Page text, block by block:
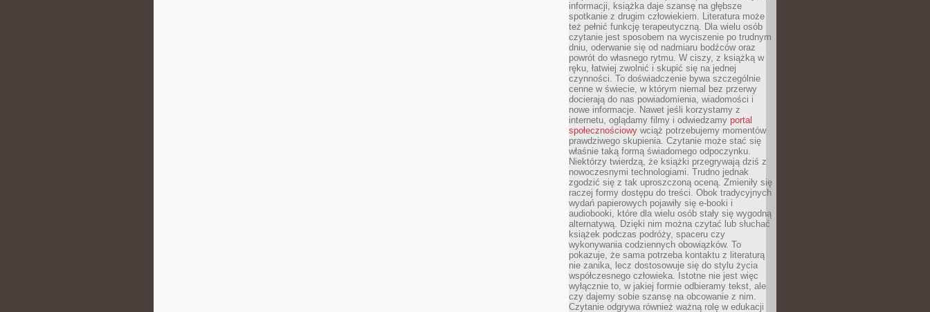
informacji, książka daje szansę na głębsze
spotkanie z drugim człowiekiem. Literatura może
też pełnić funkcję terapeutyczną. Dla wielu osób
czytanie jest sposobem na wyciszenie po trudnym
dniu, oderwanie się od nadmiaru bodźców oraz
powrót do własnego rytmu. W ciszy, z książką w
ręku, łatwiej zwolnić i skupić się na jednej
czynności. To doświadczenie bywa szczególnie
cenne w świecie, w którym niemal bez przerwy
docierają do nas powiadomienia, wiadomości i
nowe informacje. Nawet jeśli korzystamy z
internetu, oglądamy filmy i odwiedzamy portal
społecznościowy wciąż potrzebujemy momentów
prawdziwego skupienia. Czytanie może stać się
właśnie taką formą świadomego odpoczynku.
Niektórzy twierdzą, że książki przegrywają dziś z
nowoczesnymi technologiami. Trudno jednak
zgodzić się z tak uproszczoną oceną. Zmieniły się
raczej formy dostępu do treści. Obok tradycyjnych
wydań papierowych pojawiły się e-booki i
audiobooki, które dla wielu osób stały się wygodną
alternatywą. Dzięki nim można czytać lub słuchać
książek podczas podróży, spaceru czy
wykonywania codziennych obowiązków. To
pokazuje, że sama potrzeba kontaktu z literaturą
nie zanika, lecz dostosowuje się do stylu życia
współczesnego człowieka. Istotne nie jest więc
wyłącznie to, w jakiej formie odbieramy tekst, ale
czy dajemy sobie szansę na obcowanie z nim.
Czytanie odgrywa również ważną rolę w edukacji